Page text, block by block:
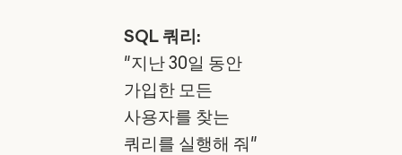
SQL 쿼리:
"지난 30일 동안
가입한 모든
사용자를 찾는
쿼리를 실행해 줘"